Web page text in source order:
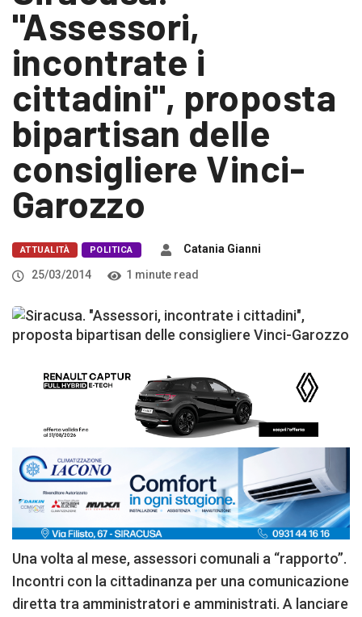
"Assessori,
incontrate i
cittadini", proposta
bipartisan delle
consigliere Vinci-
Garozzo
ATTUALITÀ POLITICA
Catania Gianni
25/03/2014
1 minute read
Una volta al mese, assessori comunali a “rapporto”.
Incontri con la cittadinanza per una comunicazione
diretta tra amministratori e amministrati. A lanciare